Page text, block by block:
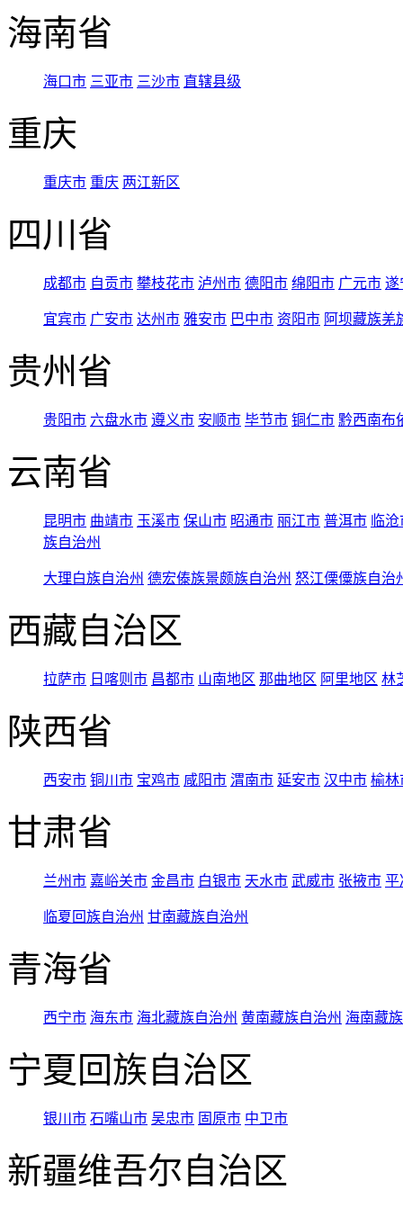
海南省
海口市 三亚市 三沙市 直辖县级
重庆
重庆市 重庆 两江新区
四川省
成都市 自贡市 攀枝花市 泸州市 德阳市 绵阳市 广元市 遂
宜宾市 广安市 达州市 雅安市 巴中市 资阳市 阿坝藏族羌
贵州省
贵阳市 六盘水市 遵义市 安顺市 毕节市 铜仁市 黔西南布
云南省
昆明市 曲靖市 玉溪市 保山市 昭通市 丽江市 普洱市 临
族自治州
大理白族自治州 德宏傣族景颇族自治州 怒江傈僳族自治
西藏自治区
拉萨市 日喀则市 昌都市 山南地区 那曲地区 阿里地区 林
陕西省
西安市 铜川市 宝鸡市 咸阳市 渭南市 延安市 汉中市 榆林
甘肃省
兰州市 嘉峪关市 金昌市 白银市 天水市 武威市 张掖市 平
临夏回族自治州 甘南藏族自治州
青海省
西宁市 海东市 海北藏族自治州 黄南藏族自治州 海南藏
宁夏回族自治区
银川市 石嘴山市 吴忠市 固原市 中卫市
新疆维吾尔自治区